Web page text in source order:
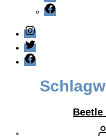
Facebook
Instagram
Twitter
Facebook
Beetle